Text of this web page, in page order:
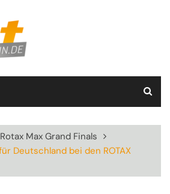
Rotax Max Grand Finals
Deutschland bei den ROTAX